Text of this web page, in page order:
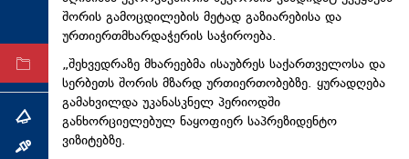
ტაბლოიდი
არქივი
თემა
ინტერვიუ
შორის გამოცდილების მეტად გაზიარებისა და
ურთიერთმხარდაჭერის საჭიროება.
„შეხვედრაზე მხარეებმა ისაუბრეს საქართველოსა და
სერბეთს შორის მზარდ ურთიერთობებზე. ყურადღება
გამახვილდა უკანასკნელ პერიოდში
განხორციელებულ ნაყოფიერ საპრეზიდენტო
ვიზიტებზე.